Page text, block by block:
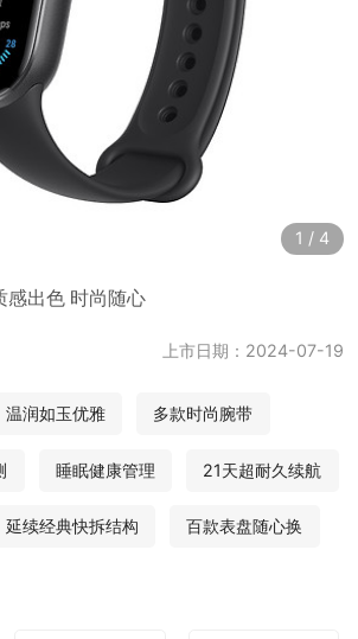
1 / 4
感出色 时尚随心
上市日期：2024-07-19
温润如玉优雅 多款时尚腕带
睡眠健康管理 21天超耐久续航
延续经典快拆结构 百款表盘随心换